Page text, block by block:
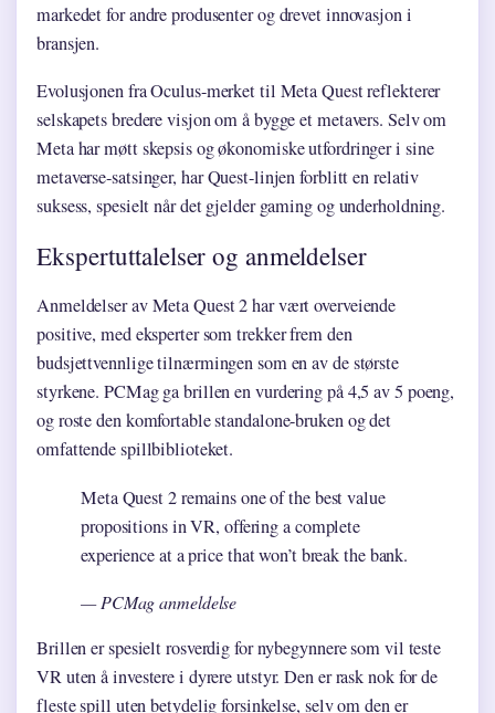
markedet for andre produsenter og drevet innovasjon i
bransjen.
Evolusjonen fra Oculus-merket til Meta Quest reflekterer
selskapets bredere visjon om å bygge et metavers. Selv om
Meta har møtt skepsis og økonomiske utfordringer i sine
metaverse-satsinger, har Quest-linjen forblitt en relativ
suksess, spesielt når det gjelder gaming og underholdning.
Ekspertuttalelser og anmeldelser
Anmeldelser av Meta Quest 2 har vært overveiende
positive, med eksperter som trekker frem den
budsjettvennlige tilnærmingen som en av de største
styrkene. PCMag ga brillen en vurdering på 4,5 av 5 poeng,
og roste den komfortable standalone-bruken og det
omfattende spillbiblioteket.
Meta Quest 2 remains one of the best value
propositions in VR, offering a complete
experience at a price that won’t break the bank.
— PCMag anmeldelse
Brillen er spesielt rosverdig for nybegynnere som vil teste
VR uten å investere i dyrere utstyr. Den er rask nok for de
fleste spill uten betydelig forsinkelse, selv om den er